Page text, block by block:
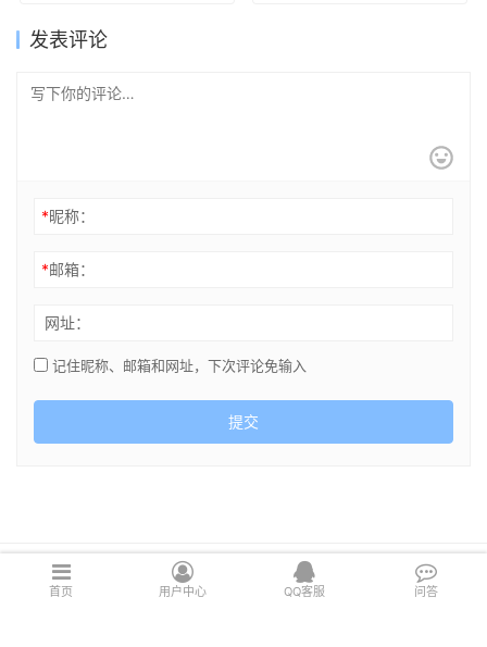
发表评论
*昵称：
*邮箱：
网址：
记住昵称、邮箱和网址，下次评论免输入
提交
Copyright © 2021 cghsj.com 版权所有 Powered by 绘世界
首页 用户中心 QQ客服 问答